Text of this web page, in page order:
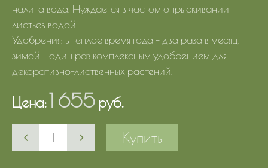
налита вода. Нуждается в частом опрыскивании
листьев водой.
Удобрения: в теплое время года – два раза в месяц,
зимой – один раз комплексным удобрением для
декоративно-лиственных растений.
Цена:1 655 руб.
Купить